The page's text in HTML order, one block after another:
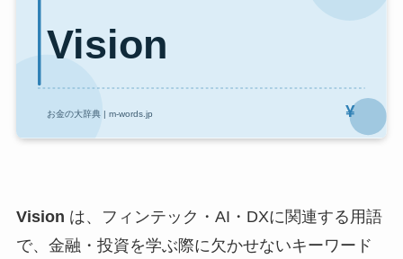
Vision は、フィンテック・AI・DXに関連する用語
で、金融・投資を学ぶ際に欠かせないキーワード